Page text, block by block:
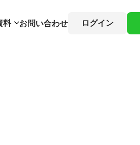
料 お問い合わせ ログイン